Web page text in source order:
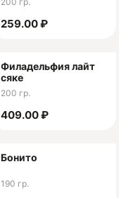
259.00 ₽
Филадельфия лайт
сяке
200 гр.
409.00 ₽
Бонито
190 гр.